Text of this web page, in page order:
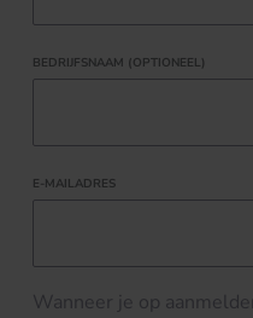
BEDRIJFSNAAM (OPTIONEEL)
E-MAILADRES
Wanneer je op